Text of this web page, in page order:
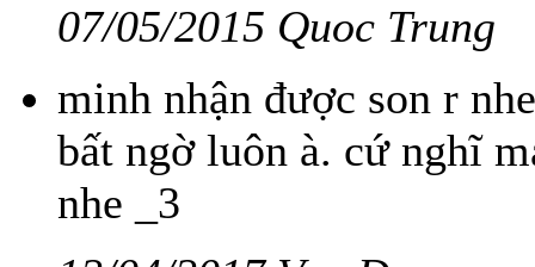
07/05/2015 Quoc Trung
minh nhận được son r
bất ngờ luôn à. cứ nghĩ
nhe _3